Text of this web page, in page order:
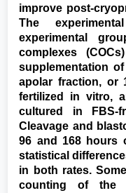
improve post-
The
experimental
complexes
supplementation
apolar fraction, or
fertilized in vitro,
cultured in FBS-
Cleavage and
96 and 168 hours
statistical
in both rates.
counting of the